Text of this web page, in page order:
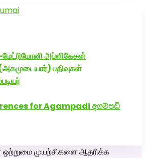
அப்ளிகேசன்
பதிவுகள்
for Agampadi අගම්පඩි
முயற்சிகளை ஆதரிக்க
வரன்களுக்கு அகமுடையார்மேட்ரி-